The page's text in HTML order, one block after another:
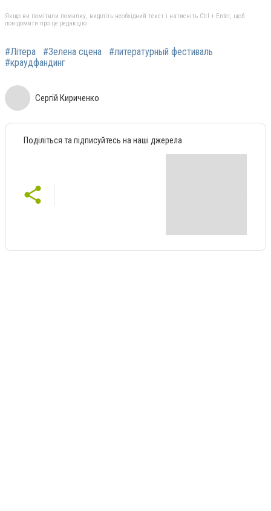
Якщо ви помітили помилку, виділіть необхідний текст і натисніть Ctrl + Enter, щоб
повідомити про це редакцію
#Літера #Зелена сцена
#литературный фестиваль
#краудфандинг
Сергій Кириченко
Поділіться та підписуйтесь на наші джерела